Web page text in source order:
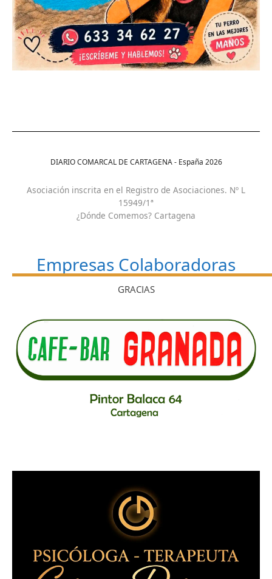
DIARIO COMARCAL DE CARTAGENA - España 2026
Asociación inscrita en el Registro de Asociaciones. Nº L
15949/1ª
¿Dónde Comemos? Cartagena
Empresas Colaboradoras
GRACIAS